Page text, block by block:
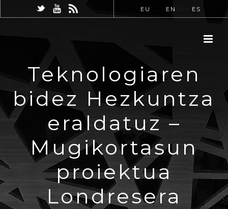
EU EN ES
Teknologiaren
bidez Hezkuntza
eraldatuz –
Mugikortasun
proiektua
Londresera